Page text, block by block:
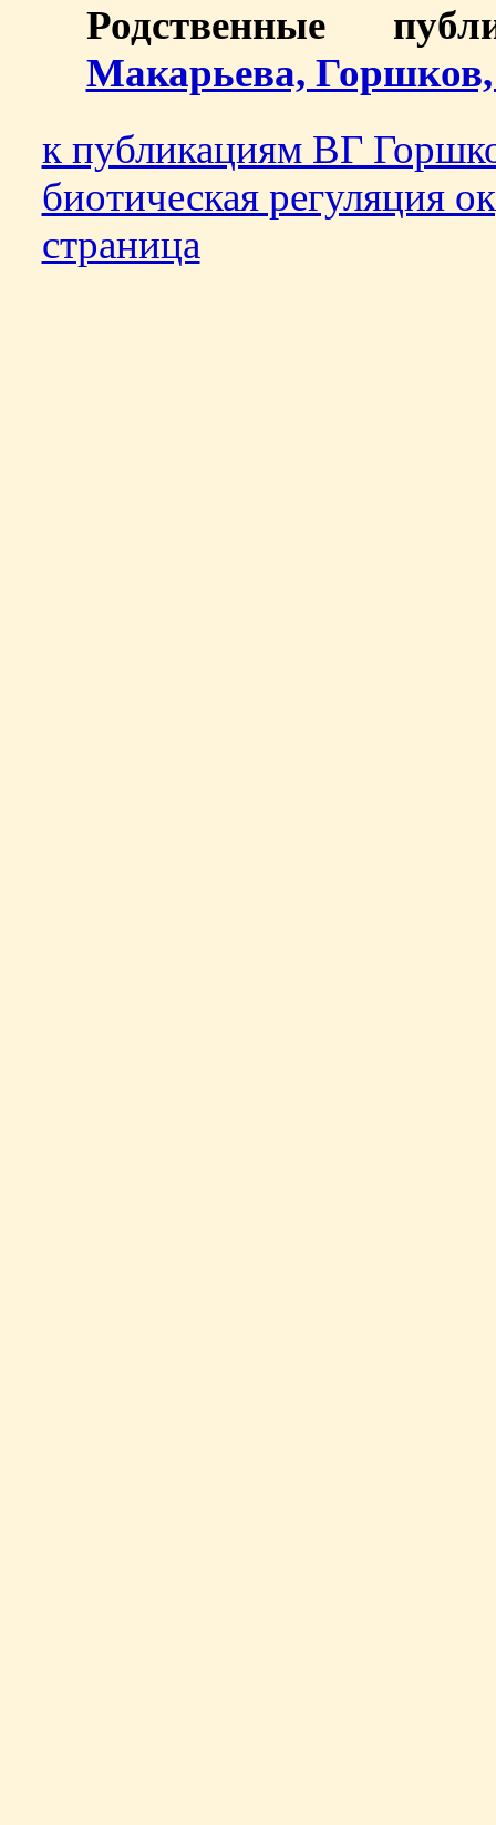
Родственные
Макарьева,
к публикациям ВГ
биотическая регуляция
страница